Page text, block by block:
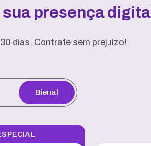
presença digital
dias. Contrate sem prejuízo!
Bienal